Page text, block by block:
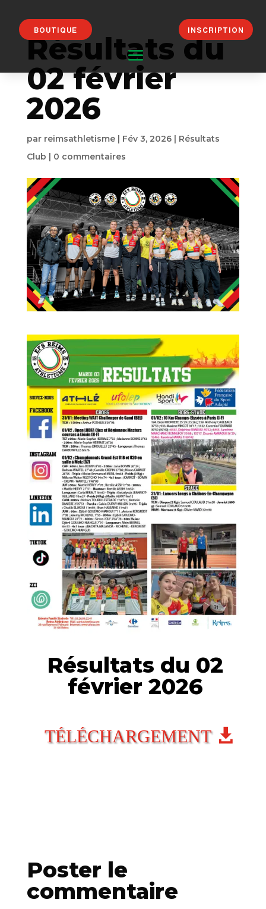
BOUTIQUE INSCRIPTION
Résultats du
02 février
2026
par reimsathletisme| Fév 3, 2026| Résultats
Club | 0 commentaires
Résultats du 02
février 2026
TÉLÉCHARGEMENT
Poster le
commentaire